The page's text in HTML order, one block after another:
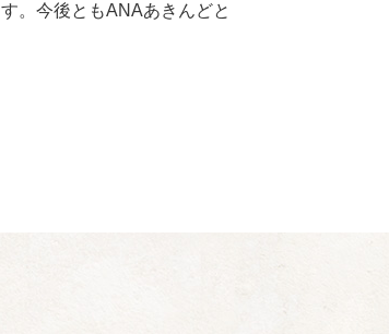
。今後ともANAあきんどと